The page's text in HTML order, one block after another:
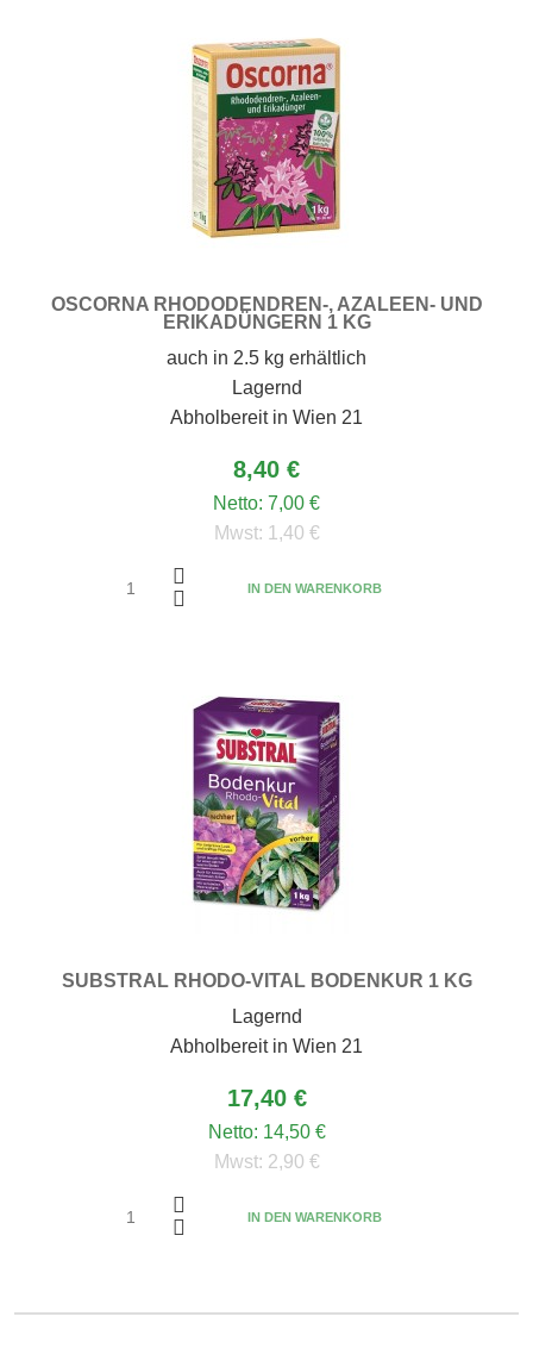
OSCORNA RHODODENDREN-, AZALEEN- UND
ERIKADÜNGERN 1 KG
auch in 2.5 kg erhältlich
Lagernd
Abholbereit in Wien 21
8,40 €
Netto: 7,00 €
Mwst: 1,40 €
IN DEN WARENKORB
SUBSTRAL RHODO-VITAL BODENKUR 1 KG
Lagernd
Abholbereit in Wien 21
17,40 €
Netto: 14,50 €
Mwst: 2,90 €
IN DEN WARENKORB